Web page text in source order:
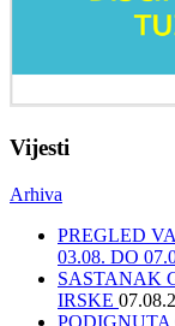
Vijesti
Arhiva
PREGLED
03.08. DO
SASTANAK
IRSKE